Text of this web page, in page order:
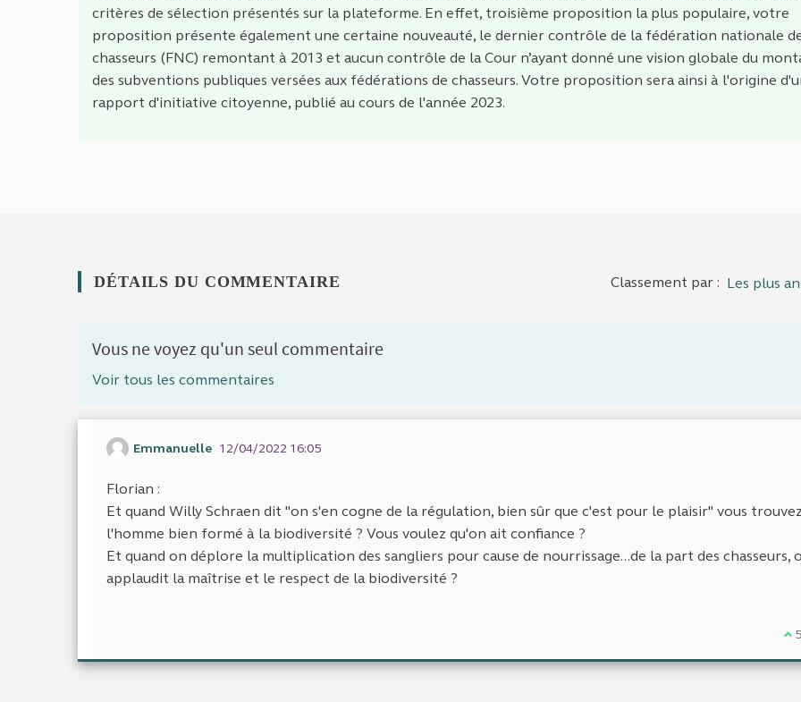
critères de sélection présentés sur la plateforme. En effet, troisième proposition la plus populaire, votre
proposition présente également une certaine nouveauté, le dernier contrôle de la fédération nationale
chasseurs (FNC) remontant à 2013 et aucun contrôle de la Cour n’ayant donné une vision globale du
des subventions publiques versées aux fédérations de chasseurs. Votre proposition sera ainsi à l'origine
rapport d'initiative citoyenne, publié au cours de l'année 2023.
DÉTAILS DU COMMENTAIRE Classement par : Les plus
Vous ne voyez qu'un seul commentaire
Voir tous les commentaires
Emmanuelle 12/04/2022 16:05
Florian :
Et quand Willy Schraen dit "on s'en cogne de la régulation, bien sûr que c'est pour le plaisir" vous trouvez
l'homme bien formé à la biodiversité ? Vous voulez qu'on ait confiance ?
Et quand on déplore la multiplication des sangliers pour cause de nourrissage...de la part des chasseurs,
applaudit la maîtrise et le respect de la biodiversité ?
Je5